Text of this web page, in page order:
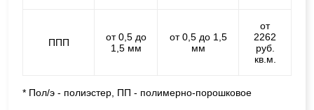
ППП
от 0,5 до
1,5 мм
от 0,5 до 1,5
мм
от
2262
руб.
кв.м.
* Пол/э - полиэстер, ПП - полимерно-порошковое